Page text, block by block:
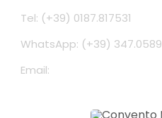
Tel: (+39) 0187.817531
WhatsApp: (+39)
Email: